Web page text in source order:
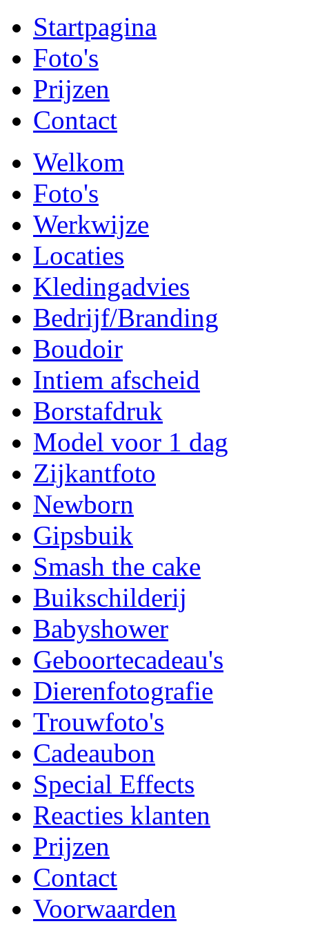
Startpagina
Foto's
Prijzen
Contact
Welkom
Foto's
Werkwijze
Locaties
Kledingadvies
Bedrijf/Branding
Boudoir
Intiem afscheid
Borstafdruk
Model voor 1 dag
Zijkantfoto
Newborn
Gipsbuik
Smash the cake
Buikschilderij
Babyshower
Geboortecadeau's
Dierenfotografie
Trouwfoto's
Cadeaubon
Special Effects
Reacties klanten
Prijzen
Contact
Voorwaarden